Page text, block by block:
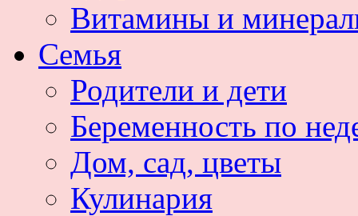
Витамины и
Семья
Родители и дети
Беременность по
Дом, сад, цветы
Кулинария